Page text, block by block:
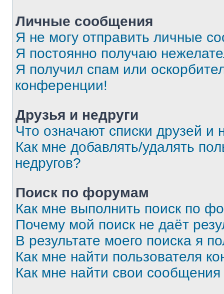
Личные сообщения
Я не могу отправить личные
Я постоянно получаю
Я получил спам или
конференции!
Друзья и недруги
Что означают списки друзей и
Как мне добавлять/удалять
недругов?
Поиск по форумам
Как мне выполнить поиск по
Почему мой поиск не даёт
В результате моего поиска я
Как мне найти пользователя
Как мне найти свои